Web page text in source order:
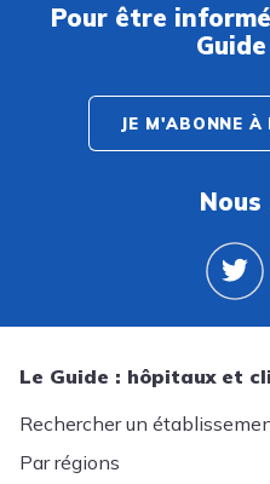
Pour être
JE M'ABONNE À
Nous
Le Guide : hôpitaux et
Rechercher un
Par régions